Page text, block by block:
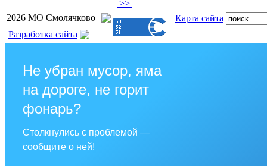
>>
2026 МО Смолячково
Карта сайта
Разработка сайта
Не убран мусор, яма
на дороге, не горит
фонарь?
Столкнулись с проблемой —
сообщите о ней!